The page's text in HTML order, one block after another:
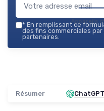
Appareils
* En remplissant ce
des fins commerciales
partenaires.
Résumer ChatGPT